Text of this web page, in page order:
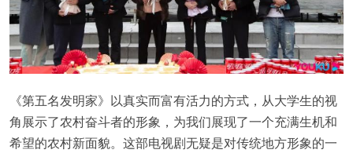
《第五名发明家》以真实而富有活力的方式，从大学生的视
角展示了农村奋斗者的形象，为我们展现了一个充满生机和
希望的农村新面貌。这部电视剧无疑是对传统地方形象的一